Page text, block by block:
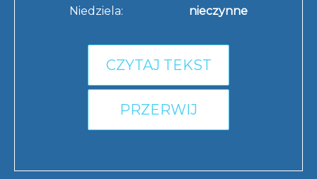
Niedziela:
nieczynne
CZYTAJ TEKST
PRZERWIJ